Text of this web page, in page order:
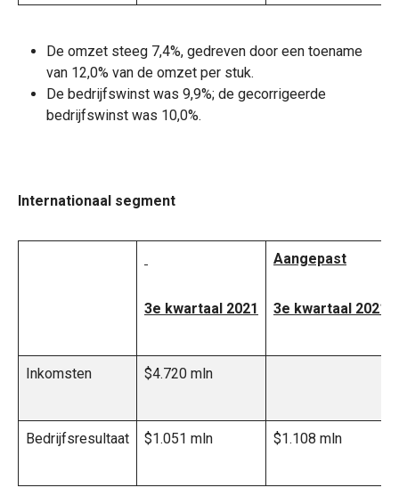
De omzet steeg 7,4%, gedreven door een toename
van 12,0% van de omzet per stuk.
De bedrijfswinst was 9,9%; de gecorrigeerde
bedrijfswinst was 10,0%.
Internationaal segment
3e kwartaal 2021
Aangepast
3e kwartaal 2021
Inkomsten $4.720 mln
Bedrijfsresultaat $1.051 mln $1.108 mln